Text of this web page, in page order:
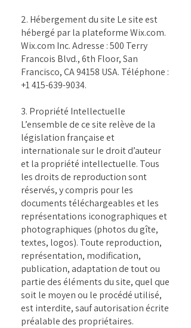
2. Hébergement du site Le site est
hébergé par la plateforme Wix.com.
Wix.com Inc. Adresse : 500 Terry
Francois Blvd., 6th Floor, San
Francisco, CA 94158 USA. Téléphone :
+1 415-639-9034.
3. Propriété Intellectuelle
L’ensemble de ce site relève de la
législation française et
internationale sur le droit d’auteur
et la propriété intellectuelle. Tous
les droits de reproduction sont
réservés, y compris pour les
documents téléchargeables et les
représentations iconographiques et
photographiques (photos du gîte,
textes, logos). Toute reproduction,
représentation, modification,
publication, adaptation de tout ou
partie des éléments du site, quel que
soit le moyen ou le procédé utilisé,
est interdite, sauf autorisation écrite
préalable des propriétaires.